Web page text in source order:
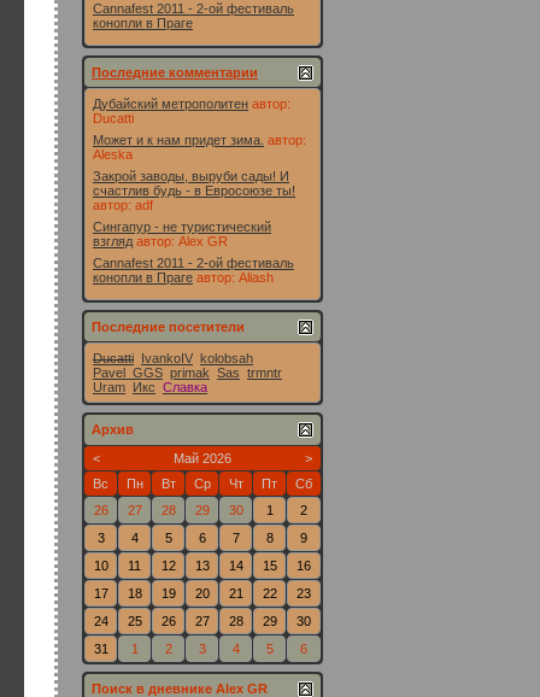
Cannafest 2011 - 2-ой фестиваль
конопли в Праге
Последние комментарии
Дубайский метрополитен автор:
Ducatti
Может и к нам придет зима. автор:
Aleska
Закрой заводы, выруби сады! И
счастлив будь - в Евросоюзе ты!
автор: adf
Сингапур - не туристический
взгляд автор: Alex GR
Cannafest 2011 - 2-ой фестиваль
конопли в Праге автор: Aliash
Последние посетители
Ducatti IvankoIV kolobsah
Pavel_GGS primak Sas trmntr
Uram Икс Славка
Архив
<
>
Май 2026
Вс
Пн Вт Ср Чт Пт
Сб
26
27 28 29 30 1
2
3
4 5 6 7 8
9
10
11 12 13 14 15
16
17
18 19 20 21 22
23
24
25 26 27 28 29
30
31
1 2 3 4 5 6
Поиск в дневнике Alex GR